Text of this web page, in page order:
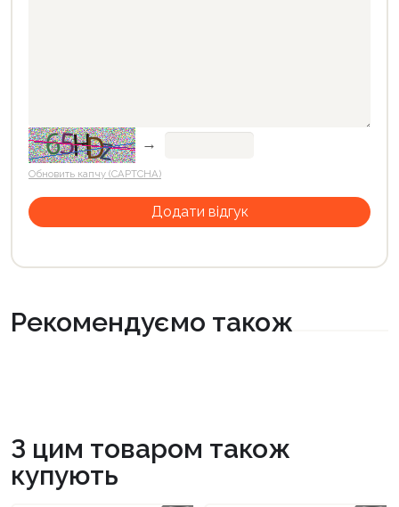
→
Обновить капчу (CAPTCHA)
Рекомендуємо також
З цим товаром також
купують